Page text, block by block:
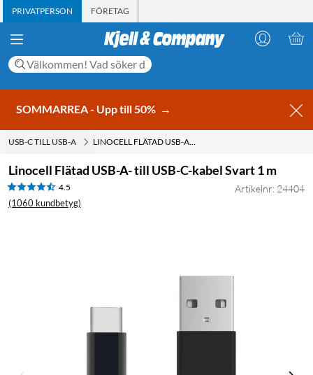
PRIVATPERSON FÖRETAG
SOMMARREA - Upp till 50% →
USB-C TILL USB-A LINOCELL FLÄTAD USB-A- TILL USB-C-KABEL SVART 1 M
Linocell Flätad USB-A- till USB-C-kabel Svart 1 m
4.5
(1060 kundbetyg)
Artikelnr: 24404